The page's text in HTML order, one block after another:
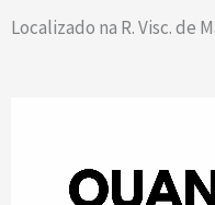
Localizado na R. Visc. de